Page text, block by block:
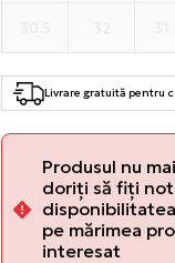
Livrare gratuită pentru
Produsul nu
doriți să fiți
pe mărimea
interesat